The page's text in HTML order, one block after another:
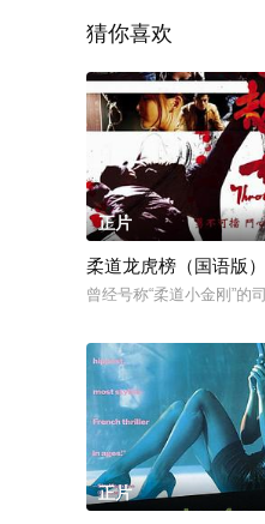
台了解。
猜你喜欢
正片
柔道龙虎榜（国语版）
曾经号称“柔道小金刚”
正片